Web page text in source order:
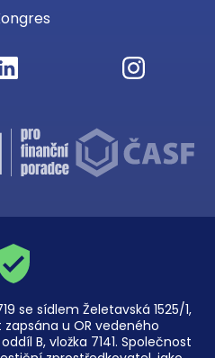
se sídlem Želetavská 1525/1,
zapsána u OR vedeného
B, vložka 7141. Společnost